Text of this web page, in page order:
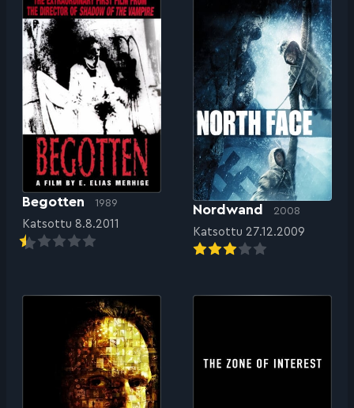
Begotten 1989
Katsottu 8.8.2011
Nordwand 2008
Katsottu 27.12.2009